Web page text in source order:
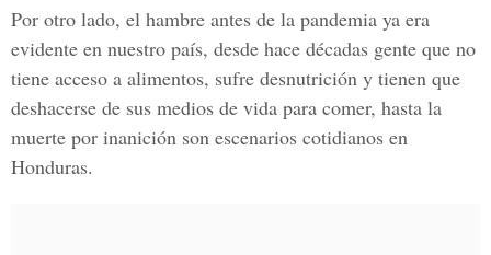
Por otro lado, el hambre antes de la pandemia ya era
evidente en nuestro país, desde hace décadas gente que no
tiene acceso a alimentos, sufre desnutrición y tienen que
deshacerse de sus medios de vida para comer, hasta la
muerte por inanición son escenarios cotidianos en
Honduras.